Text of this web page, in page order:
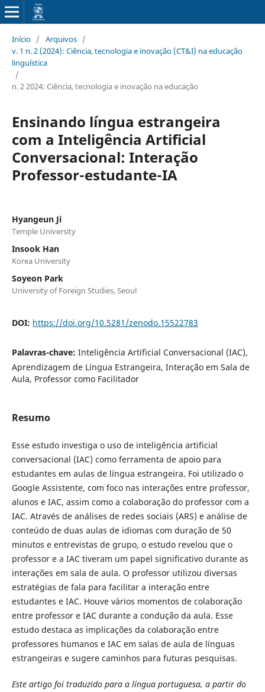
Início / Arquivos /
v. 1 n. 2 (2024): Ciência, tecnologia e inovação (CT&I) na educação
linguística
/
n. 2 2024: Ciência, tecnologia e inovação na educação
Ensinando língua estrangeira
com a Inteligência Artificial
Conversacional: Interação
Professor-estudante-IA
Hyangeun Ji
Temple University
Insook Han
Korea University
Soyeon Park
University of Foreign Studies, Seoul
DOI: https://doi.org/10.5281/zenodo.15522783
Palavras-chave: Inteligência Artificial Conversacional (IAC),
Aprendizagem de Língua Estrangeira, Interação em Sala de
Aula, Professor como Facilitador
Resumo
Esse estudo investiga o uso de inteligência artificial
conversacional (IAC) como ferramenta de apoio para
estudantes em aulas de língua estrangeira. Foi utilizado o
Google Assistente, com foco nas interações entre professor,
alunos e IAC, assim como a colaboração do professor com a
IAC. Através de análises de redes sociais (ARS) e análise de
conteúdo de duas aulas de idiomas com duração de 50
minutos e entrevistas de grupo, o estudo revelou que o
professor e a IAC tiveram um papel significativo durante as
interações em sala de aula. O professor utilizou diversas
estratégias de fala para facilitar a interação entre
estudantes e IAC. Houve vários momentos de colaboração
entre professor e IAC durante a condução da aula. Esse
estudo destaca as implicações da colaboração entre
professores humanos e IAC em salas de aula de línguas
estrangeiras e sugere caminhos para futuras pesquisas.
Este artigo foi traduzido para a língua portuguesa, a partir do